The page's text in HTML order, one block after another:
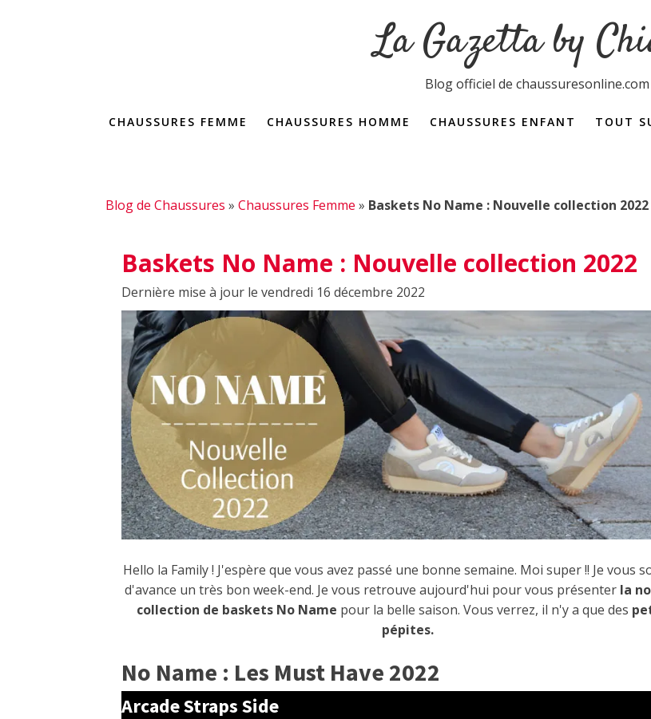
La Gazetta by
Blog officiel de chaussuresonline.com
CHAUSSURES FEMME CHAUSSURES HOMME CHAUSSURES ENFANT TOUT
Blog de Chaussures » Chaussures Femme » Baskets No Name : Nouvelle collection 2022
Baskets No Name : Nouvelle collection 2022
Dernière mise à jour le vendredi 16 décembre 2022
Hello la Family ! J'espère que vous avez passé une bonne semaine. Moi super !! Je vous
d'avance un très bon week-end. Je vous retrouve aujourd'hui pour vous présenter la
collection de baskets No Name pour la belle saison. Vous verrez, il n'y a que des
pépites.
No Name : Les Must Have 2022
Arcade Straps Side